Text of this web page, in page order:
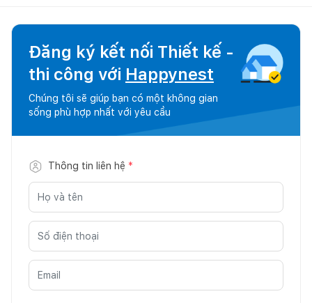
Đăng ký kết nối Thiết kế -
thi công với Happynest
Chúng tôi sẽ giúp bạn có một không gian
sống phù hợp nhất với yêu cầu
Thông tin liên hệ *